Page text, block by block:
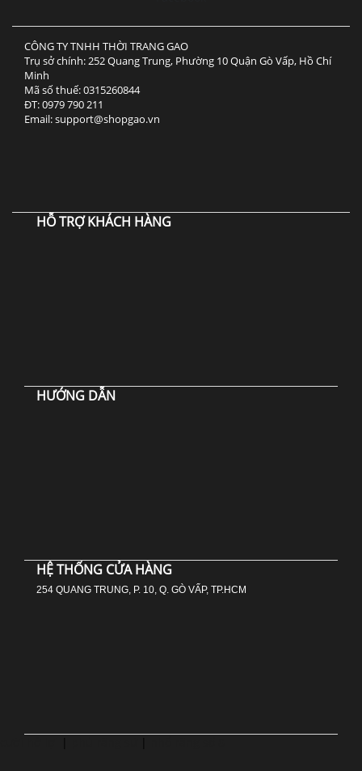
CÔNG TY TNHH THỜI TRANG GAO
Trụ sở chính: 252 Quang Trung, Phường 10 Quận Gò Vấp, Hồ Chí
Minh
Mã số thuế: 0315260844
ĐT: 0979 790 211
Email: support@shopgao.vn
HỖ TRỢ KHÁCH HÀNG
HƯỚNG DẪN
HỆ THỐNG CỬA HÀNG
254 QUANG TRUNG, P. 10, Q. GÒ VẤP, TP.HCM